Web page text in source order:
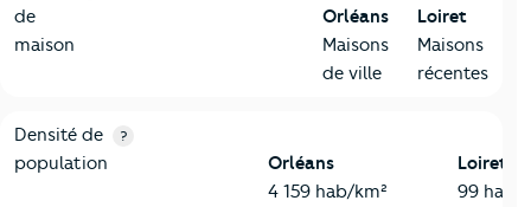
de
maison
Orléans
Maisons
de ville
Loiret
Maisons
récentes
2-Habitants
Critères Orléans
Densité de
population
?
Orléans
4 159 hab/km²
Loiret
99 hab/